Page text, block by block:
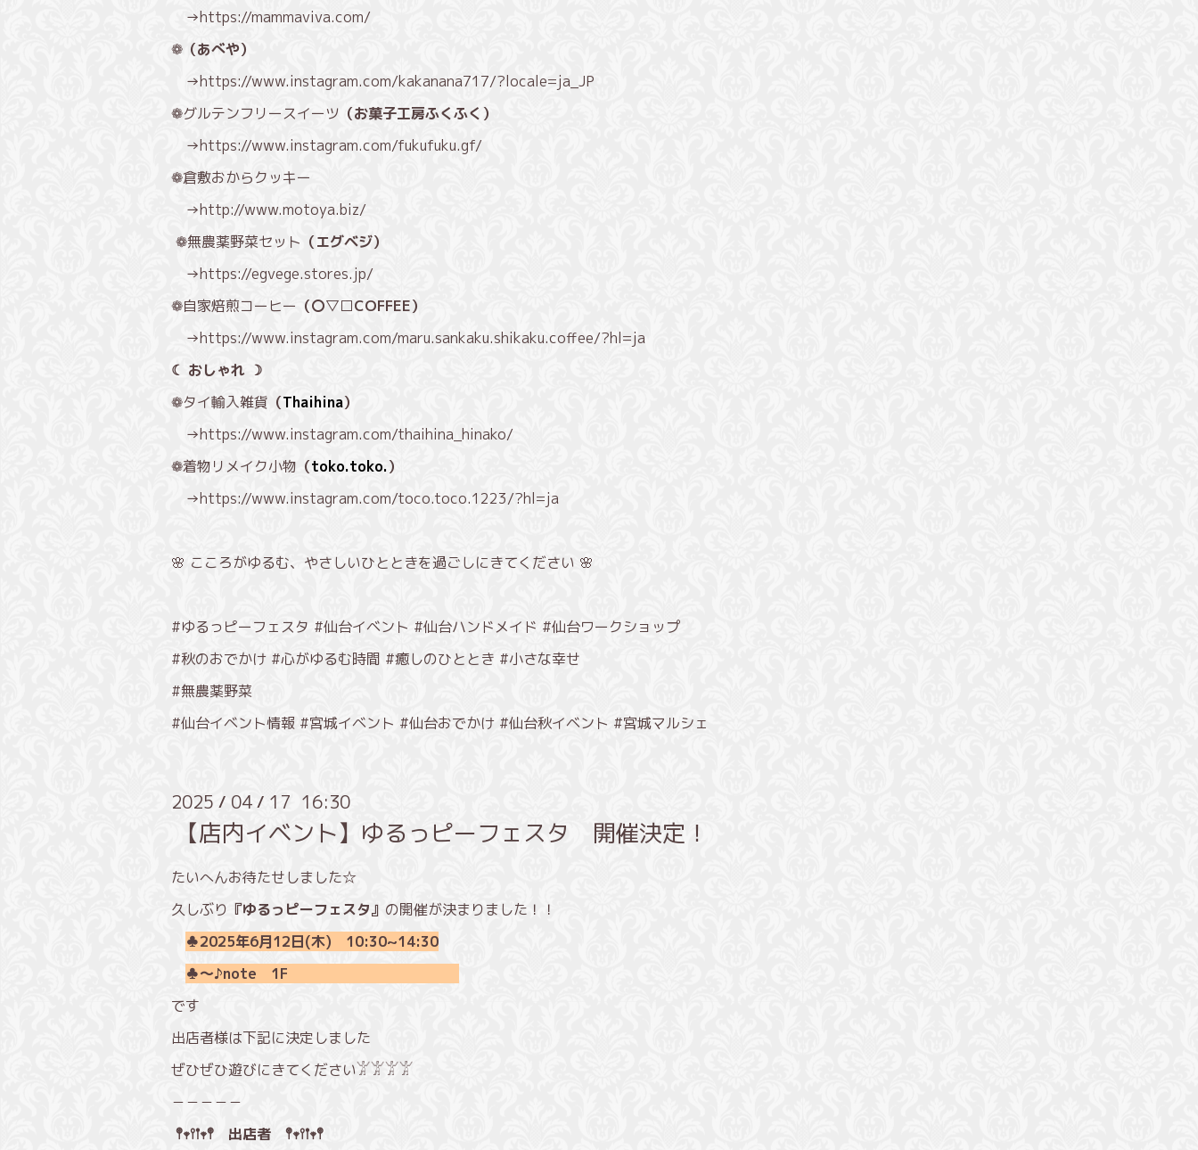
→https://mammaviva.com/
❁ （あべや）
→https://www.instagram.com/kakanana717/?locale=ja_JP
❁グルテンフリースイーツ （お菓子工房ふくふく）
→https://www.instagram.com/fukufuku.gf/
❁倉敷おからクッキー
→http://www.motoya.biz/
❁無農薬野菜セット （エグベジ）
→https://egvege.stores.jp/
❁自家焙煎コーヒー （〇▽□COFFEE）
→https://www.instagram.com/maru.sankaku.shikaku.coffee/?hl=ja
☾ おしゃれ ☽
❁タイ輸入雑貨 （Thaihina）
→https://www.instagram.com/thaihina_hinako/
❁着物リメイク小物 （toko.toko.）
→https://www.instagram.com/toco.toco.1223/?hl=ja
🌸 こころがゆるむ、やさしいひとときを過ごしにきてください 🌸
#ゆるっピーフェスタ #仙台イベント #仙台ハンドメイド #仙台ワークショップ
#秋のおでかけ #心がゆるむ時間 #癒しのひととき #小さな幸せ
#無農薬野菜
#仙台イベント情報 #宮城イベント #仙台おでかけ #仙台秋イベント #宮城マルシェ
2025 / 04 / 17 16:30
【店内イベント】ゆるっピーフェスタ 開催決定！
たいへんお待たせしました☆
久しぶり 『ゆるっピーフェスタ』 の開催が決まりました！！
♣2025年6月12日(木) 10:30~14:30
♣～♪note 1F
です
出店者様は下記に決定しました
ぜひぜひ遊びにきてください𓀠𓀠𓀠𓀠
－－－－－
𖤣𖥧𖥣𖡡𖥧𖤣 出店者 𖤣𖥧𖥣𖡡𖥧𖤣